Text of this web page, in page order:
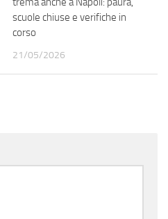
scuole chiuse e verifiche in
corso
21/05/2026